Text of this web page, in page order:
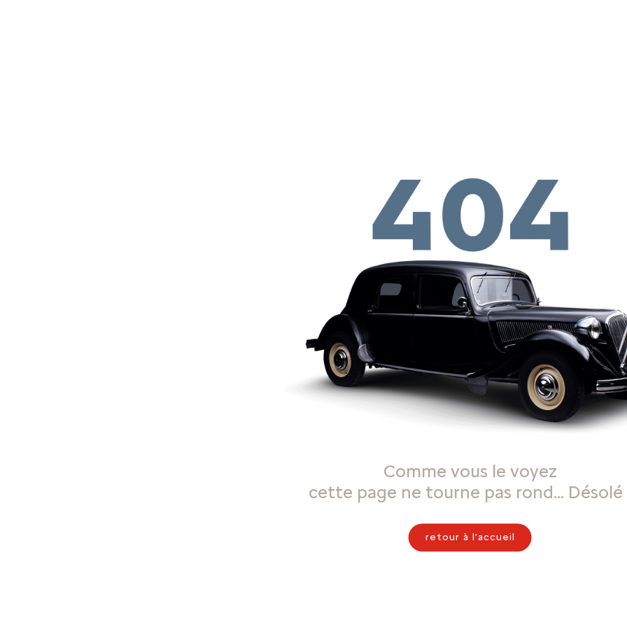
Comme vous le voyez
cette page ne tourne pas rond… Désolé
retour à l'accueil